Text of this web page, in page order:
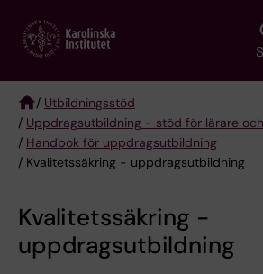
main
Breadcrumb
/ Utbildningsstöd
/ Uppdragsutbildning - stöd för lärare
/ Handbok för uppdragsutbildning
/ Kvalitetssäkring - uppdragsutbildning
Kvalitetssäkring -
uppdragsutbildning